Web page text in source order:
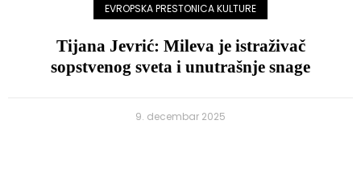
EVROPSKA PRESTONICA KULTURE
Tijana Jevrić: Mileva je istraživač
sopstvenog sveta i unutrašnje snage
9. decembar 2025